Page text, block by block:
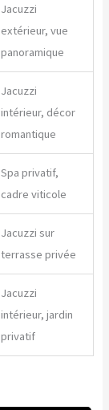
Jacuzzi
extérieur, vue
panoramique
Jacuzzi
intérieur, décor
romantique
Spa privatif,
cadre viticole
Jacuzzi sur
terrasse privée
Jacuzzi
intérieur, jardin
privatif